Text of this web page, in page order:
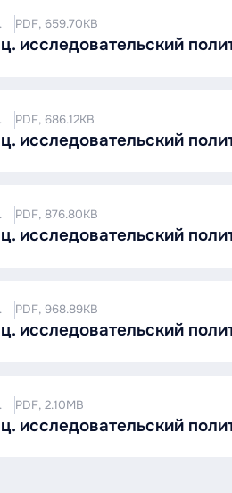
PDF, 659.70KB
исследовательский
PDF, 686.12KB
исследовательский
PDF, 876.80KB
исследовательский
PDF, 968.89KB
исследовательский
PDF, 2.10MB
исследовательский